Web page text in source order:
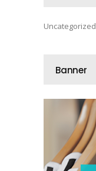
Uncategorized
Banner